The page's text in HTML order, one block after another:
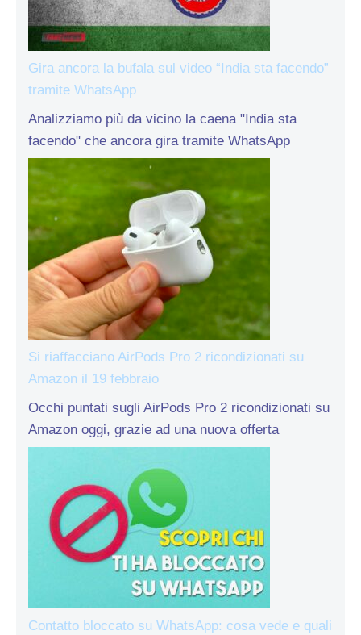
Gira ancora la bufala sul video “India sta facendo”
tramite WhatsApp
Analizziamo più da vicino la caena "India sta
facendo" che ancora gira tramite WhatsApp
Si riaffacciano AirPods Pro 2 ricondizionati su
Amazon il 19 febbraio
Occhi puntati sugli AirPods Pro 2 ricondizionati su
Amazon oggi, grazie ad una nuova offerta
Contatto bloccato su WhatsApp: cosa vede e quali